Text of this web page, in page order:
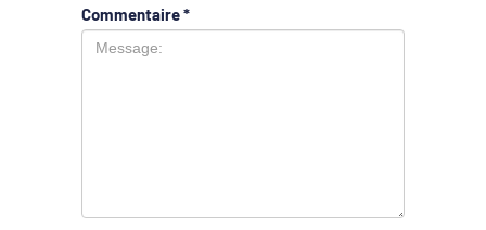
Commentaire*